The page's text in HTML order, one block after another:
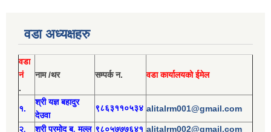
वडा अध्यक्षहरु
वडा
नं
.
नाम /थर सम्पर्क न. वडा कार्यालयको ईमेल
१.
श्री यज्ञ बहादुर
देउवा
९८६३११०५३४ alitalrm001@gmail.com
२. श्रीप्रमोदब. मल्ल ९८०५७७७६४१ alitalrm002@gmail.com